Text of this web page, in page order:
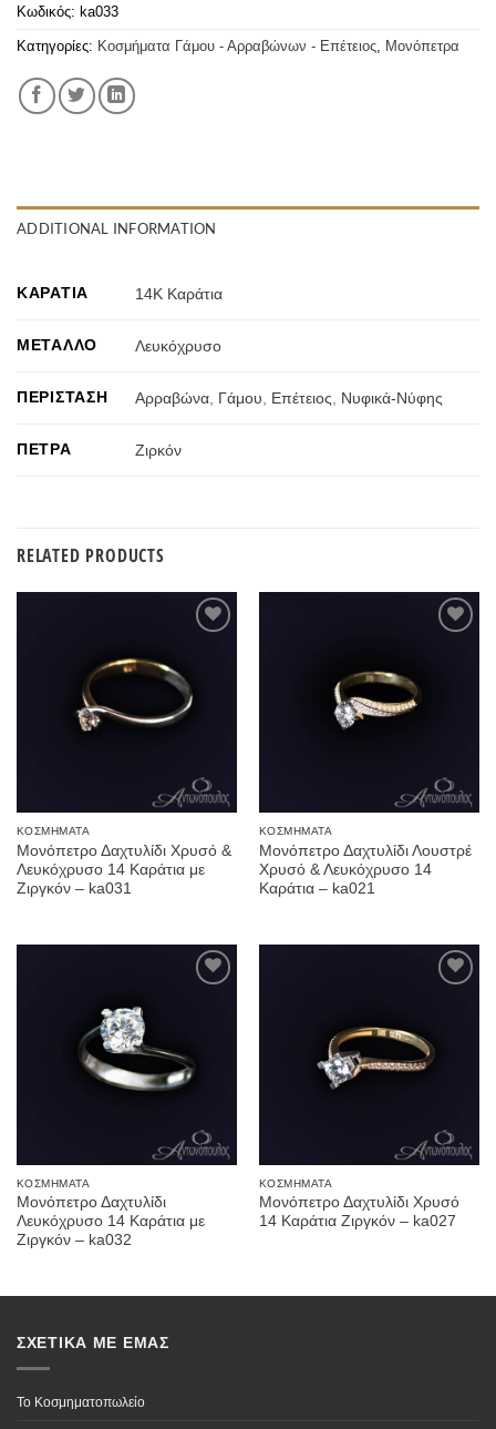
Κωδικός: ka033
Κατηγορίες: Κοσμήματα Γάμου - Αρραβώνων - Επέτειος, Μονόπετρα
ADDITIONAL INFORMATION
ΚΑΡΆΤΙΑ 14Κ Καράτια
ΜΈΤΑΛΛΟ Λευκόχρυσο
ΠΕΡΊΣΤΑΣΗ Αρραβώνα, Γάμου, Επέτειος, Νυφικά-Νύφης
ΠΈΤΡΑ Ζιρκόν
RELATED PRODUCTS
Wishlist
ΚΟΣΜΉΜΑΤΑ
Μονόπετρο Δαχτυλίδι Χρυσό &
Λευκόχρυσο 14 Καράτια με
Ζιργκόν – ka031
Wishlist
ΚΟΣΜΉΜΑΤΑ
Μονόπετρο Δαχτυλίδι Λουστρέ
Χρυσό & Λευκόχρυσο 14
Καράτια – ka021
ΚΟΣΜΉΜΑΤΑ
Μονόπετρο Δαχτυλίδι
Λευκόχρυσο 14 Καράτια με
Ζιργκόν – ka032
Wishlist
ΚΟΣΜΉΜΑΤΑ
Μονόπετρο Δαχτυλίδι Χρυσό
14 Καράτια Ζιργκόν – ka027
ΣΧΕΤΙΚΑ ΜΕ ΕΜΑΣ
Το Κοσμηματοπωλείο